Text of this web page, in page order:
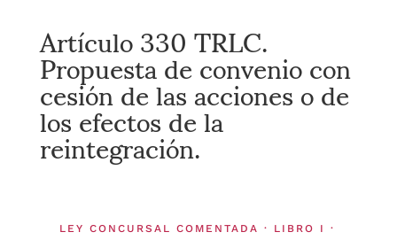
Artículo 330 TRLC.
Propuesta de convenio con
cesión de las acciones o de
los efectos de la
reintegración.
LEY CONCURSAL COMENTADA · LIBRO I ·